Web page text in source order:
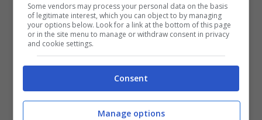
BONUS BENVENUTO GOLDBET: 2.050€
Fino a 2050€ sport e casino
Per i nuovi registrati: 100% fino a 2.000€ in Bonus
Scommesse + 50% del primo deposito fino a 50€
2050€
Some vendors may process your personal data on the basis
of legitimate interest, which you can object to by managing
your options below. Look for a link at the bottom of this page
or in the site menu to manage or withdraw consent in privacy
and cookie settings.
Consent
Manage options